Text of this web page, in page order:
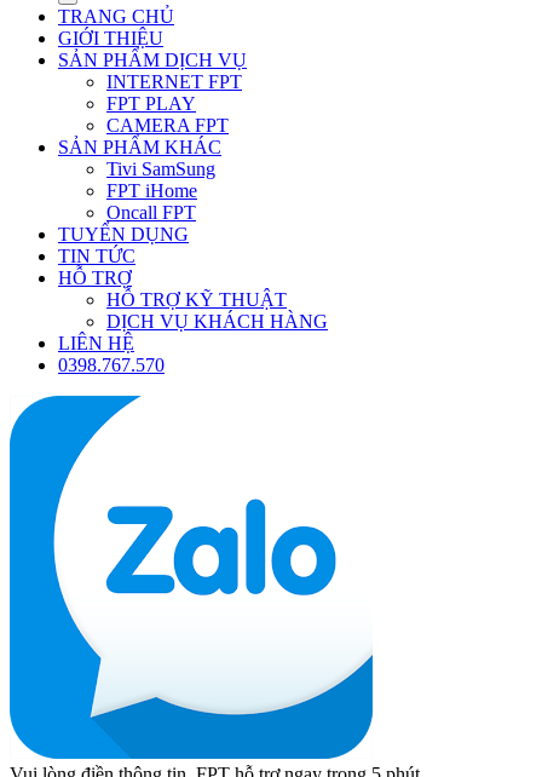
TRANG CHỦ
GIỚI THIỆU
SẢN PHẨM DỊCH VỤ
INTERNET FPT
FPT PLAY
CAMERA FPT
SẢN PHẨM KHÁC
Tivi SamSung
FPT iHome
Oncall FPT
TUYỂN DỤNG
TIN TỨC
HỖ TRỢ
HỖ TRỢ KỸ THUẬT
DỊCH VỤ KHÁCH HÀNG
LIÊN HỆ
0398.767.570